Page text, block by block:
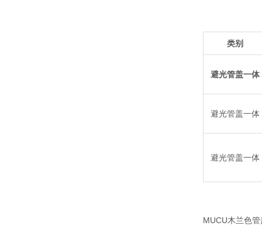
类别
避光管盖一体
避光管盖一体
避光管盖一体
MUCU木兰色